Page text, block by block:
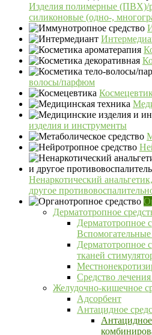
Изделия полимерные (ПВХ)/
силиконовые (одно-,
волосы/парфюм
изделия и инструменты
Ненаркотический
другое
Дерматотропное
Дерматотропное
Дерматотропное
тканей
Средство
Желудочно-кишечное
Адсорбент
Антацидное